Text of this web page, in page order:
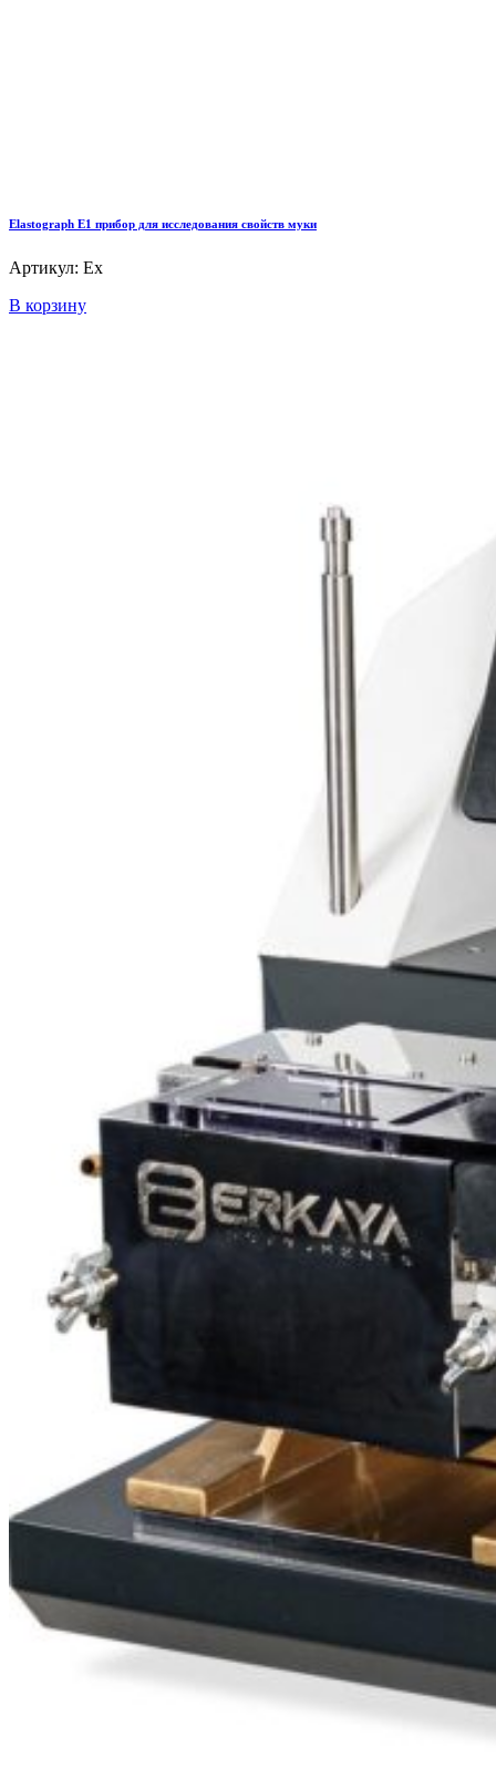
Elastograph E1 прибор для исследования свойств муки
Артикул: Ex
В корзину